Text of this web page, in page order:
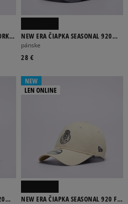
NEW ERA ČIAPKA SEASONAL 920
BARCELONA BARCELONA FC
pánske
28 €
NEW
LEN ONLINE
NEW ERA ČIAPKA SEASONAL 920 FC